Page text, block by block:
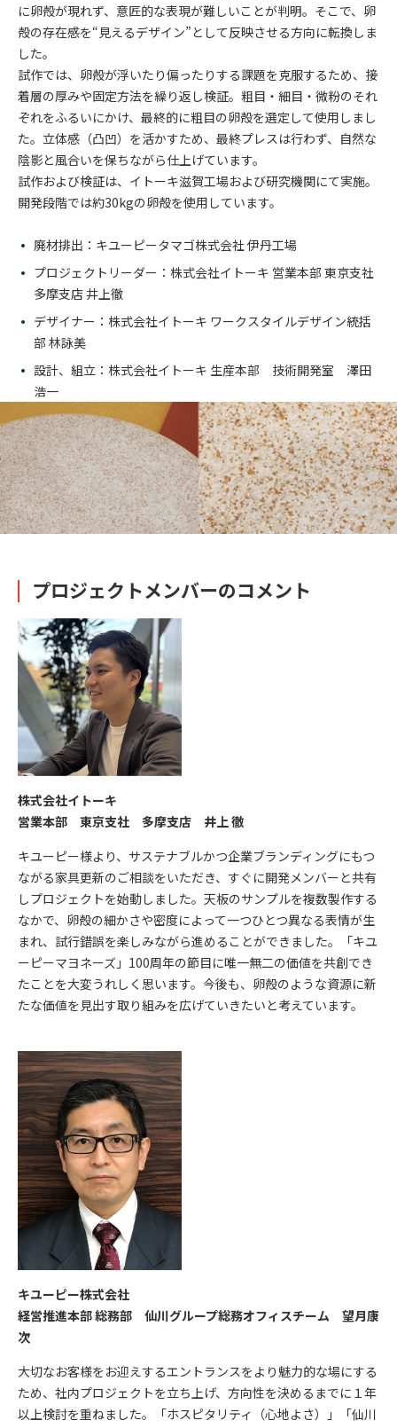
に卵殻が現れず、意匠的な表現が難しいことが判明。そこで、卵
殻の存在感を“見えるデザイン”として反映させる方向に転換しま
した。
試作では、卵殻が浮いたり偏ったりする課題を克服するため、接
着層の厚みや固定方法を繰り返し検証。粗目・細目・微粉のそれ
ぞれをふるいにかけ、最終的に粗目の卵殻を選定して使用しまし
た。立体感（凸凹）を活かすため、最終プレスは行わず、自然な
陰影と風合いを保ちながら仕上げています。
試作および検証は、イトーキ滋賀工場および研究機関にて実施。
開発段階では約30kgの卵殻を使用しています。
廃材排出：キユーピータマゴ株式会社 伊丹工場
プロジェクトリーダー：株式会社イトーキ 営業本部 東京支社
多摩支店 井上徹
デザイナー：株式会社イトーキ ワークスタイルデザイン統括
部 林詠美
設計、組立：株式会社イトーキ 生産本部 技術開発室 澤田
浩一
プロジェクトメンバーのコメント
株式会社イトーキ
営業本部 東京支社 多摩支店 井上 徹
キユーピー様より、サステナブルかつ企業ブランディングにもつ
ながる家具更新のご相談をいただき、すぐに開発メンバーと共有
しプロジェクトを始動しました。天板のサンプルを複数製作する
なかで、卵殻の細かさや密度によって一つひとつ異なる表情が生
まれ、試行錯誤を楽しみながら進めることができました。「キユ
ーピーマヨネーズ」100周年の節目に唯一無二の価値を共創でき
たことを大変うれしく思います。今後も、卵殻のような資源に新
たな価値を見出す取り組みを広げていきたいと考えています。
キユーピー株式会社
経営推進本部 総務部 仙川グループ総務オフィスチーム 望月康
次
大切なお客様をお迎えするエントランスをより魅力的な場にする
ため、社内プロジェクトを立ち上げ、方向性を決めるまでに１年
以上検討を重ねました。「ホスピタリティ（心地よさ）」「仙川